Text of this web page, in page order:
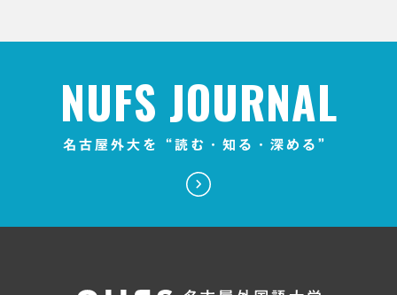
NUFS JOURNAL
名古屋外大を“読む・知る・深める”